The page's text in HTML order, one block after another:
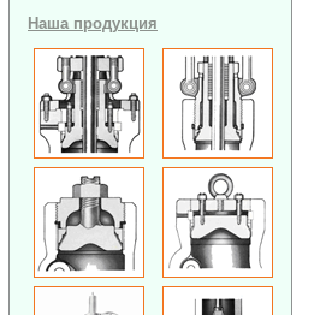
Наша продукция